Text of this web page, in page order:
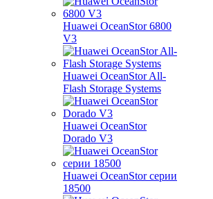
Huawei OceanStor 6800
V3
Huawei OceanStor All-
Flash Storage Systems
Huawei OceanStor
Dorado V3
Huawei OceanStor серии
18500